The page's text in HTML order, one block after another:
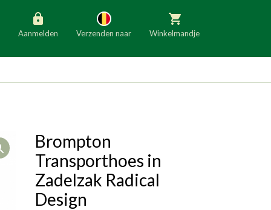
Aanmelden Verzenden naar
Slovenië
Denemarken Finland
Bulgarije
Winkelmandje
Open
Brompton
Transporthoes in
Zadelzak Radical
Design